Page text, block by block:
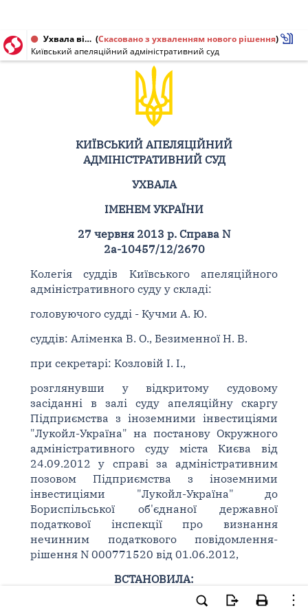
Ухвала від 27.06.2013 № 2а-10457/12/2670 (Скасовано з ухваленням нового рішення)
Київський апеляційний адміністративний суд
КИЇВСЬКИЙ АПЕЛЯЦІЙНИЙ
АДМІНІСТРАТИВНИЙ СУД
УХВАЛА
ІМЕНЕМ УКРАЇНИ
27 червня 2013 р. Справа N
2а-10457/12/2670
Колегія суддів Київського апеляційного
адміністративного суду у складі:
головуючого судді - Кучми А. Ю.
суддів: Аліменка В. О., Безименної Н. В.
при секретарі: Козловій І. І.,
розглянувши у відкритому судовому
засіданні в залі суду апеляційну скаргу
Підприємства з іноземними інвестиціями
"Лукойл-Україна" на постанову Окружного
адміністративного суду міста Києва від
24.09.2012 у справі за адміністративним
позовом Підприємства з іноземними
інвестиціями "Лукойл-Україна" до
Бориспільської об'єднаної державної
податкової інспекції про визнання
нечинним податкового повідомлення-
рішення N 000771520 від 01.06.2012,
ВСТАНОВИЛА:
Підприємство з іноземними інвестиціями